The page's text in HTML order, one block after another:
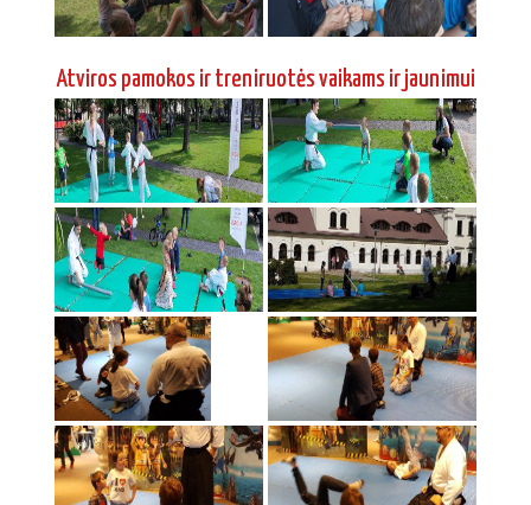
Atviros pamokos ir treniruotės vaikams ir jaunimui